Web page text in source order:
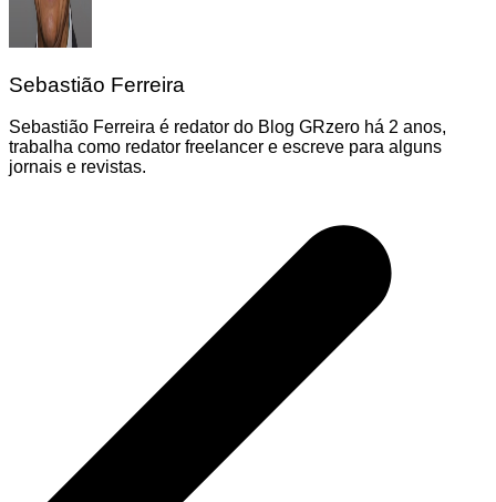
Sebastião Ferreira
Sebastião Ferreira é redator do Blog GRzero há 2 anos,
trabalha como redator freelancer e escreve para alguns
jornais e revistas.